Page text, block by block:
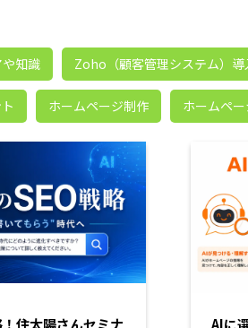
知識 Zoho（顧客管理システム）導
ホームページ制作 ホームペ
住太陽さんセミナ
AIに